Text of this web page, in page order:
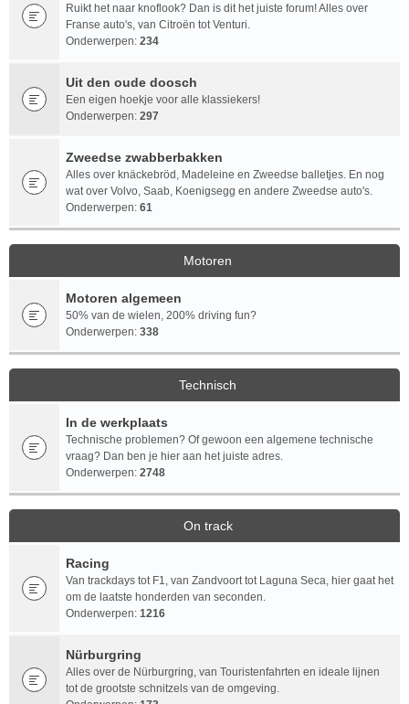
Ruikt het naar knoflook? Dan is dit het juiste forum! Alles over
Franse auto's, van Citroën tot Venturi.
Onderwerpen: 234
Uit den oude doosch
Een eigen hoekje voor alle klassiekers!
Onderwerpen: 297
Zweedse zwabberbakken
Alles over knäckebröd, Madeleine en Zweedse balletjes. En nog
wat over Volvo, Saab, Koenigsegg en andere Zweedse auto's.
Onderwerpen: 61
Motoren
Motoren algemeen
50% van de wielen, 200% driving fun?
Onderwerpen: 338
Technisch
In de werkplaats
Technische problemen? Of gewoon een algemene technische
vraag? Dan ben je hier aan het juiste adres.
Onderwerpen: 2748
On track
Racing
Van trackdays tot F1, van Zandvoort tot Laguna Seca, hier gaat het
om de laatste honderden van seconden.
Onderwerpen: 1216
Nürburgring
Alles over de Nürburgring, van Touristenfahrten en ideale lijnen
tot de grootste schnitzels van de omgeving.